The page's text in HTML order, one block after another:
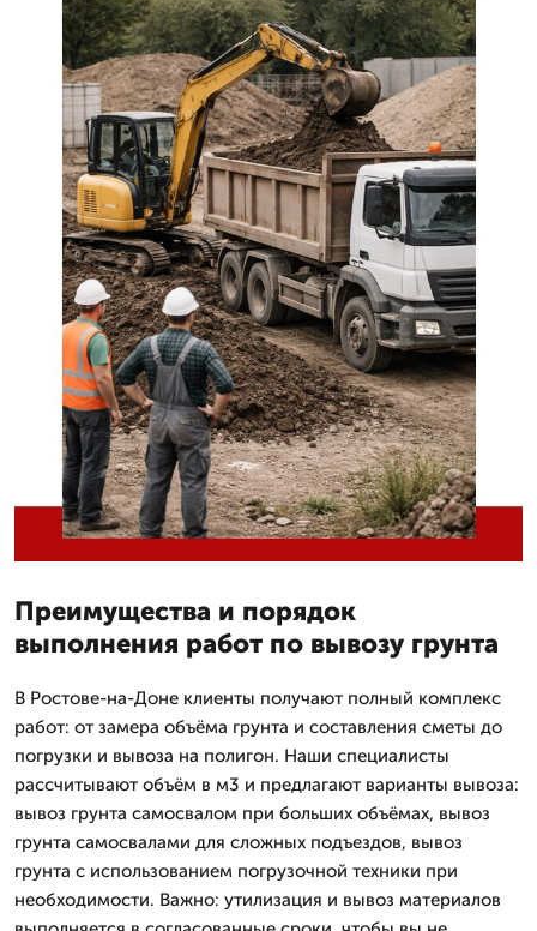
Преимущества и порядок
выполнения работ по вывозу грунта
В Ростове-на-Доне клиенты получают полный комплекс
работ: от замера объёма грунта и составления сметы до
погрузки и вывоза на полигон. Наши специалисты
рассчитывают объём в м3 и предлагают варианты вывоза:
вывоз грунта самосвалом при больших объёмах, вывоз
грунта самосвалами для сложных подъездов, вывоз
грунта с использованием погрузочной техники при
необходимости. Важно: утилизация и вывоз материалов